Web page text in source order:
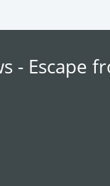
- Escape